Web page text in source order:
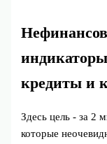
кредиты и
Здесь цель - за 2
которые